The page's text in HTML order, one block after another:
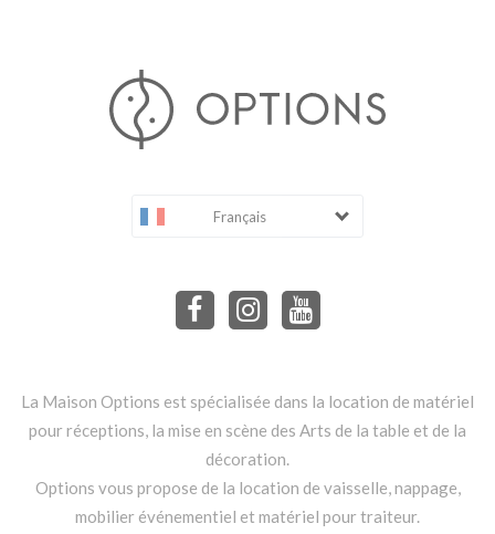
Français
La Maison Options est spécialisée dans la location de matériel
pour réceptions, la mise en scène des Arts de la table et de la
décoration.
Options vous propose de la location de vaisselle, nappage,
mobilier événementiel et matériel pour traiteur.